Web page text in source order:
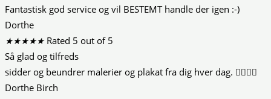
Fantastisk god service og vil BESTEMT handle der igen :-)
Dorthe
★★★★★ Rated 5 out of 5
Så glad og tilfreds
sidder og beundrer malerier og plakat fra dig hver dag. 👍🏻😍😍
Dorthe Birch